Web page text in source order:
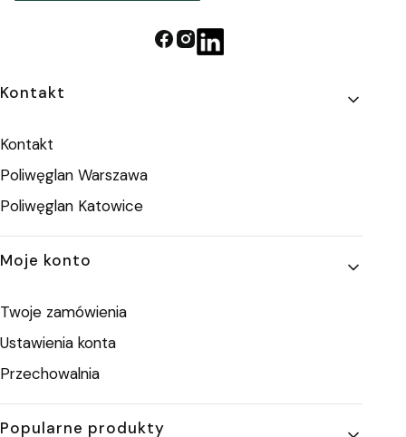
Linki w stopce
Kontakt
Kontakt
Poliwęglan Warszawa
Poliwęglan Katowice
Moje konto
Twoje zamówienia
Ustawienia konta
Przechowalnia
Popularne produkty